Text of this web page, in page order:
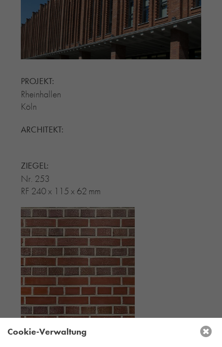
RE-USE-ZIEGEL
GLASUR-ZIEGEL
RE-USE-MÖRTEL
FASSADENPLANUNG (SCHWEIZ)
ÜBER UNS
BLOG
PROJEKT:
Rheinhallen
Köln
ARCHITEKT:
ZIEGEL:
Nr. 253
RF 240 x 115 x 62 mm
Cookie-Verwaltung